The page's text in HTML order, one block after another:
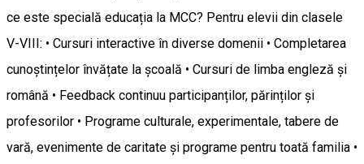
ce este specială educația la MCC? Pentru elevii din clasele
V-VIII: • Cursuri interactive în diverse domenii • Completarea
cunoștințelor învățate la școală • Cursuri de limba engleză și
română • Feedback continuu participanților, părinților și
profesorilor • Programe culturale, experimentale, tabere de
vară, evenimente de caritate și programe pentru toată familia •